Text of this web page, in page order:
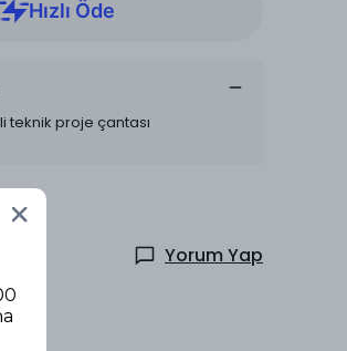
teknik proje çantası
Yorum Yap